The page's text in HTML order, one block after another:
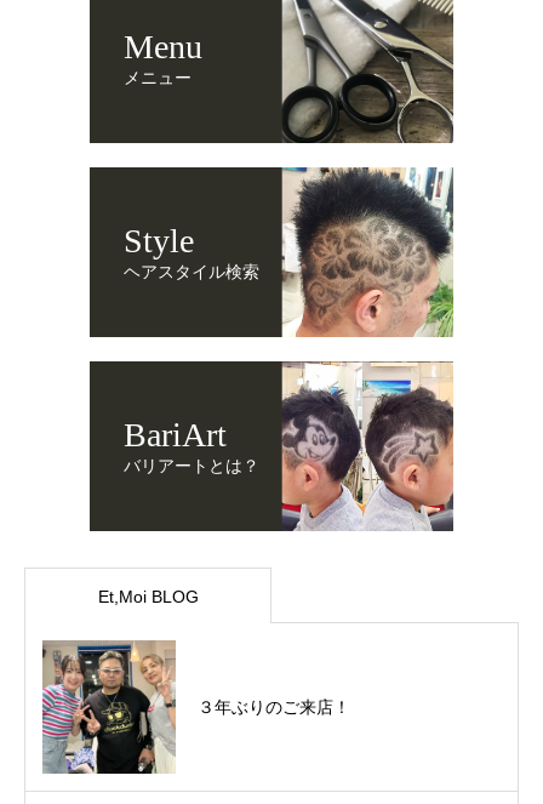
Menu
メニュー
Style
ヘアスタイル検索
BariArt
バリアートとは？
Et,Moi BLOG
３年ぶりのご来店！